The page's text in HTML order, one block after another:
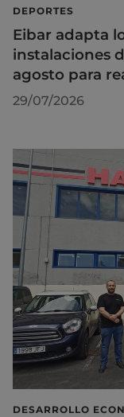
DEPORTES
Eibar adapta
instalaciones
agosto para
29/07/2026
DESARROLLO